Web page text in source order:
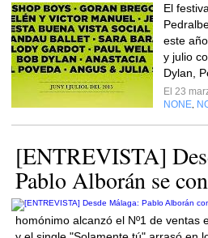
El
este
y julio
Dylan,
El 23
NONE
[ENTREVISTA]
Pablo Alborán se
homónimo alcanzó el Nº1 de ventas